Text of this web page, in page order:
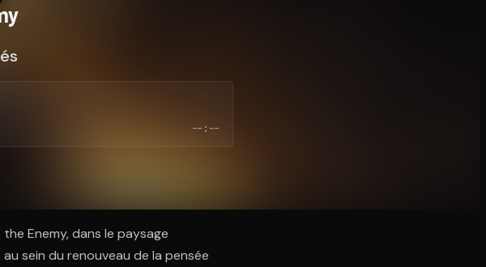
--:--
Enemy, dans le paysage
sein du renouveau de la pensée